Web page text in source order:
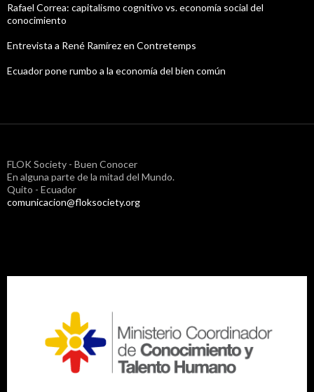
Rafael Correa: capitalismo cognitivo vs. economía social del
conocimiento
Entrevista a René Ramírez en Contretemps
Ecuador pone rumbo a la economía del bien común
FLOK Society - Buen Conocer
En alguna parte de la mitad del Mundo.
Quito - Ecuador
comunicacion@floksociety.org